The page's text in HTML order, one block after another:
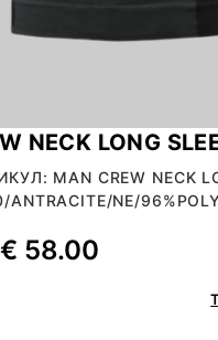
NECK LONG
MAN CREW NECK
ANTRACITE/NE/
€ 58.00